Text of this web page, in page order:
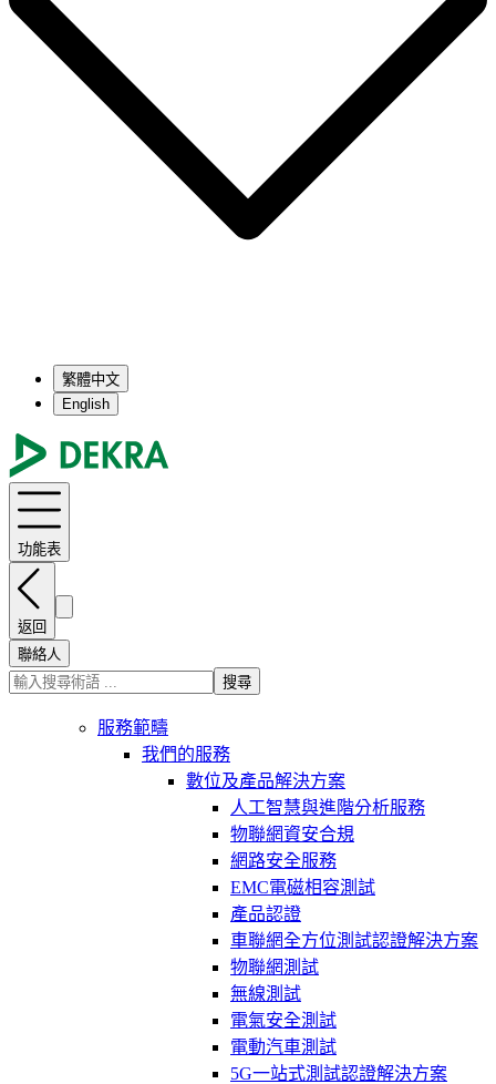
繁體中文
English
功能表
返回
聯絡人
搜尋
服務範疇
我們的服務
數位及產品解決方案
人工智慧與進階分析服務
物聯網資安合規
網路安全服務
EMC電磁相容測試
產品認證
車聯網全方位測試認證解決方案
物聯網測試
無線測試
電氣安全測試
電動汽車測試
5G一站式測試認證解決方案